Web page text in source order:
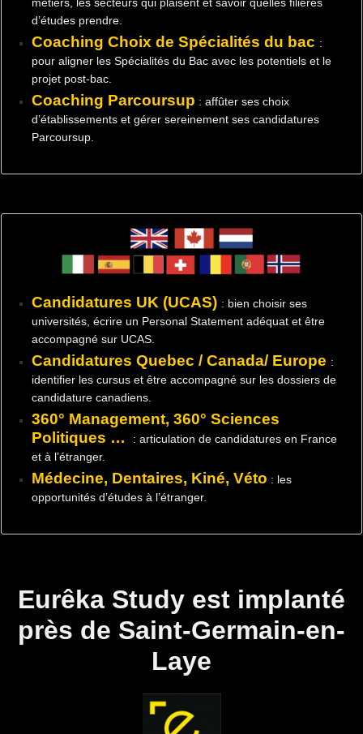
d’études prendre.
Coaching Choix de Spécialités du bac :
pour aligner les Spécialités du Bac avec les potentiels et le
projet post-bac.
Coaching Parcoursup : affûter ses choix
d’établissements et gérer sereinement ses candidatures
Parcoursup.
Candidatures UK (UCAS) : bien choisir ses
universités, écrire un Personal Statement adéquat et être
accompagné sur UCAS.
Candidatures Quebec / Canada/ Europe :
identifier les cursus et être accompagné sur les dossiers de
candidature canadiens.
360° Management, 360° Sciences
Politiques …
: articulation de candidatures en France
et à l’étranger.
Médecine, Dentaires, Kiné, Véto : les
opportunités d’études à l’étranger.
Eurêka Study est implanté
près de Saint-Germain-en-
Laye